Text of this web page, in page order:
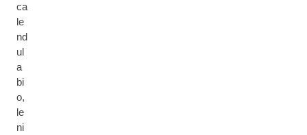
ca
le
nd
ul
a
bi
o,
le
ni